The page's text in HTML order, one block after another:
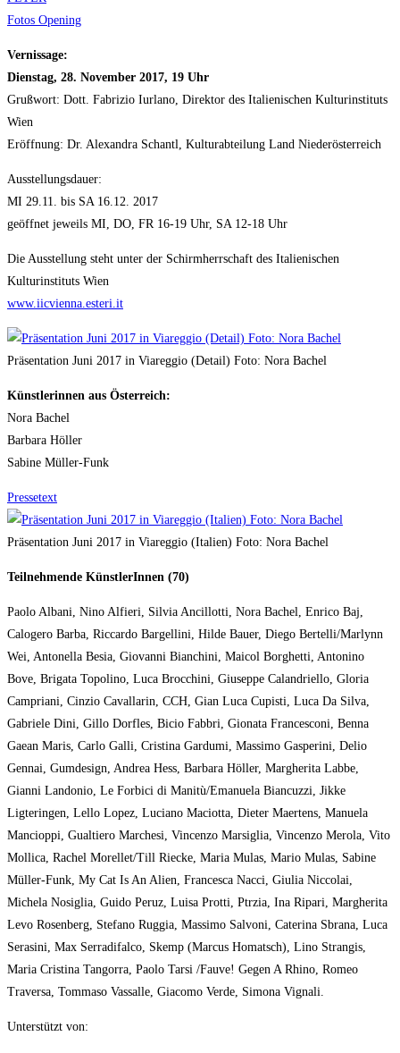
Fotos Opening
Vernissage:
Dienstag, 28. November 2017, 19 Uhr
Grußwort: Dott. Fabrizio Iurlano, Direktor des Italienischen Kulturinstituts
Wien
Eröffnung: Dr. Alexandra Schantl, Kulturabteilung Land Niederösterreich
Ausstellungsdauer:
MI 29.11. bis SA 16.12. 2017
geöffnet jeweils MI, DO, FR 16-19 Uhr, SA 12-18 Uhr
Die Ausstellung steht unter der Schirmherrschaft des Italienischen
Kulturinstituts Wien
www.iicvienna.esteri.it
Präsentation Juni 2017 in Viareggio (Detail) Foto: Nora Bachel
Künstlerinnen aus Österreich:
Nora Bachel
Barbara Höller
Sabine Müller-Funk
Pressetext
Präsentation Juni 2017 in Viareggio (Italien) Foto: Nora Bachel
Teilnehmende KünstlerInnen (70)
Paolo Albani, Nino Alfieri, Silvia Ancillotti, Nora Bachel, Enrico Baj,
Calogero Barba, Riccardo Bargellini, Hilde Bauer, Diego Bertelli/Marlynn
Wei, Antonella Besia, Giovanni Bianchini, Maicol Borghetti, Antonino
Bove, Brigata Topolino, Luca Brocchini, Giuseppe Calandriello, Gloria
Campriani, Cinzio Cavallarin, CCH, Gian Luca Cupisti, Luca Da Silva,
Gabriele Dini, Gillo Dorfles, Bicio Fabbri, Gionata Francesconi, Benna
Gaean Maris, Carlo Galli, Cristina Gardumi, Massimo Gasperini, Delio
Gennai, Gumdesign, Andrea Hess, Barbara Höller, Margherita Labbe,
Gianni Landonio, Le Forbici di Manitù/Emanuela Biancuzzi, Jikke
Ligteringen, Lello Lopez, Luciano Maciotta, Dieter Maertens, Manuela
Mancioppi, Gualtiero Marchesi, Vincenzo Marsiglia, Vincenzo Merola, Vito
Mollica, Rachel Morellet/Till Riecke, Maria Mulas, Mario Mulas, Sabine
Müller-Funk, My Cat Is An Alien, Francesca Nacci, Giulia Niccolai,
Michela Nosiglia, Guido Peruz, Luisa Protti, Ptrzia, Ina Ripari, Margherita
Levo Rosenberg, Stefano Ruggia, Massimo Salvoni, Caterina Sbrana, Luca
Serasini, Max Serradifalco, Skemp (Marcus Homatsch), Lino Strangis,
Maria Cristina Tangorra, Paolo Tarsi /Fauve! Gegen A Rhino, Romeo
Traversa, Tommaso Vassalle, Giacomo Verde, Simona Vignali.
Unterstützt von: